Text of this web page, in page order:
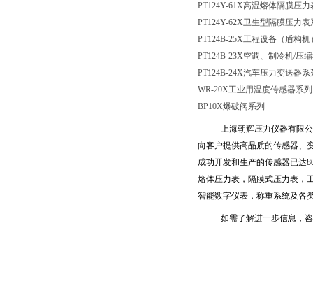
PT124Y-61X高温熔体隔膜压
PT124Y-62X卫生型隔膜压力表
PT124B-25X工程设备（盾构
PT124B-23X空调、制冷机/压
PT124B-24X汽车压力变送器系
WR-20X工业用温度传感器系列
BP10X爆破阀系列
上海朝辉压力仪器有限
向客户提供高品质的传感器、
成功开发和生产的传感器已达
熔体压力表，隔膜式压力表，
智能数字仪表，称重系统及各
如需了解进一步信息，